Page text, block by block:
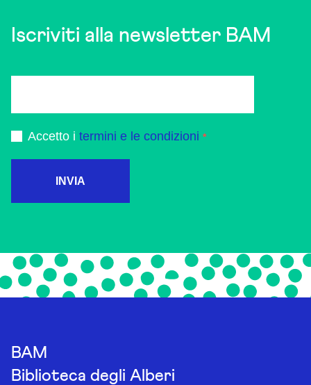
Iscriviti alla newsletter BAM
Accetto i termini e le condizioni
INVIA
BAM
Biblioteca degli Alberi